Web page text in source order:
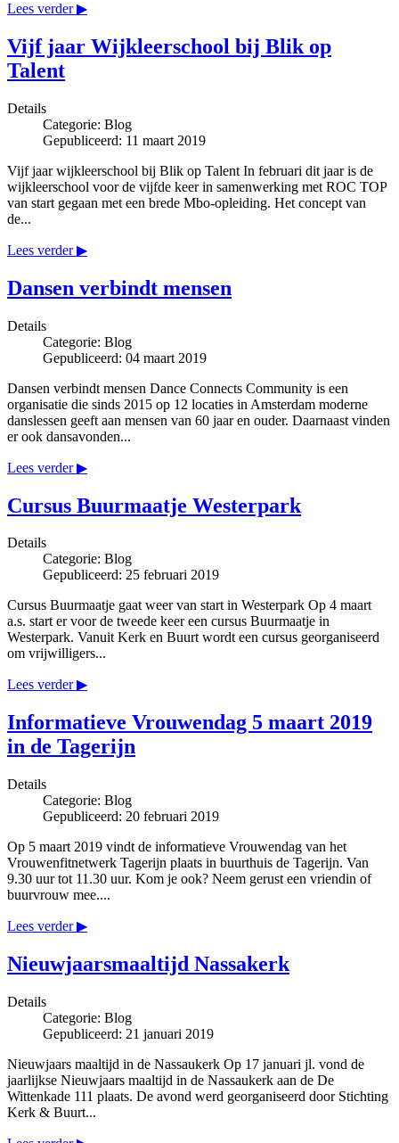
Lees verder ▶
Vijf jaar Wijkleerschool bij Blik op
Talent
Details
Categorie: Blog
Gepubliceerd: 11 maart 2019
Vijf jaar wijkleerschool bij Blik op Talent In februari dit jaar is de
wijkleerschool voor de vijfde keer in samenwerking met ROC TOP
van start gegaan met een brede Mbo-opleiding. Het concept van
de...
Lees verder ▶
Dansen verbindt mensen
Details
Categorie: Blog
Gepubliceerd: 04 maart 2019
Dansen verbindt mensen Dance Connects Community is een
organisatie die sinds 2015 op 12 locaties in Amsterdam moderne
danslessen geeft aan mensen van 60 jaar en ouder. Daarnaast vinden
er ook dansavonden...
Lees verder ▶
Cursus Buurmaatje Westerpark
Details
Categorie: Blog
Gepubliceerd: 25 februari 2019
Cursus Buurmaatje gaat weer van start in Westerpark Op 4 maart
a.s. start er voor de tweede keer een cursus Buurmaatje in
Westerpark. Vanuit Kerk en Buurt wordt een cursus georganiseerd
om vrijwilligers...
Lees verder ▶
Informatieve Vrouwendag 5 maart 2019
in de Tagerijn
Details
Categorie: Blog
Gepubliceerd: 20 februari 2019
Op 5 maart 2019 vindt de informatieve Vrouwendag van het
Vrouwenfitnetwerk Tagerijn plaats in buurthuis de Tagerijn. Van
9.30 uur tot 11.30 uur. Kom je ook? Neem gerust een vriendin of
buurvrouw mee....
Lees verder ▶
Nieuwjaarsmaaltijd Nassakerk
Details
Categorie: Blog
Gepubliceerd: 21 januari 2019
Nieuwjaars maaltijd in de Nassaukerk Op 17 januari jl. vond de
jaarlijkse Nieuwjaars maaltijd in de Nassaukerk aan de De
Wittenkade 111 plaats. De avond werd georganiseerd door Stichting
Kerk & Buurt...